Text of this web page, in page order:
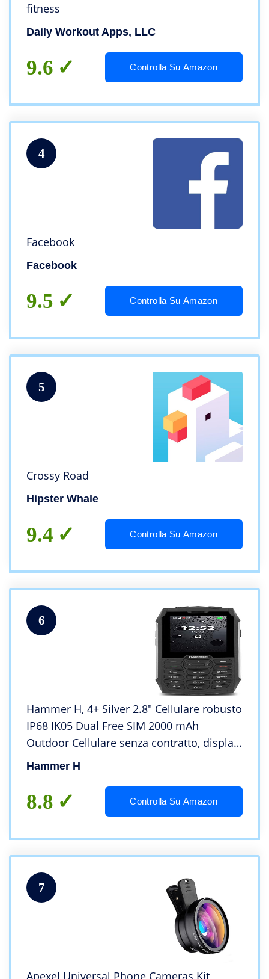
fitness
Daily Workout Apps, LLC
9.6 Controlla Su Amazon
4
Facebook
Facebook
9.5 Controlla Su Amazon
5
Crossy Road
Hipster Whale
9.4 Controlla Su Amazon
6
Hammer H, 4+ Silver 2.8″ Cellulare robusto
IP68 IK05 Dual Free SIM 2000 mAh
Outdoor Cellulare senza contratto, display
a colori da 2,8″, robusto, Mega batteria
Hammer H
8.8 Controlla Su Amazon
7
Apexel Universal Phone Cameras Kit